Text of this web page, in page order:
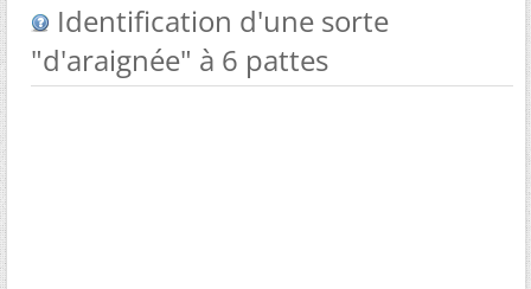
Identification d'une sorte
"d'araignée" à 6 pattes